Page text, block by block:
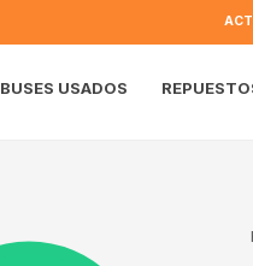
BUSES USADOS